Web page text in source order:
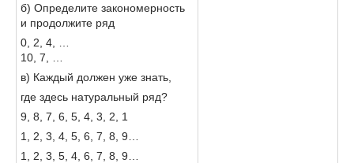
б) Определите закономерность
и продолжите ряд
0, 2, 4, …
10, 7, …
в) Каждый должен уже знать,
где здесь натуральный ряд?
9, 8, 7, 6, 5, 4, 3, 2, 1
1, 2, 3, 4, 5, 6, 7, 8, 9…
1, 2, 3, 5, 4, 6, 7, 8, 9…